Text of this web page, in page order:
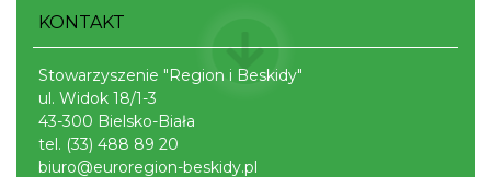
KONTAKT
Stowarzyszenie "Region i Beskidy"
ul. Widok 18/1-3
43-300 Bielsko-Biała
tel. (33) 488 89 20
biuro@euroregion-beskidy.pl